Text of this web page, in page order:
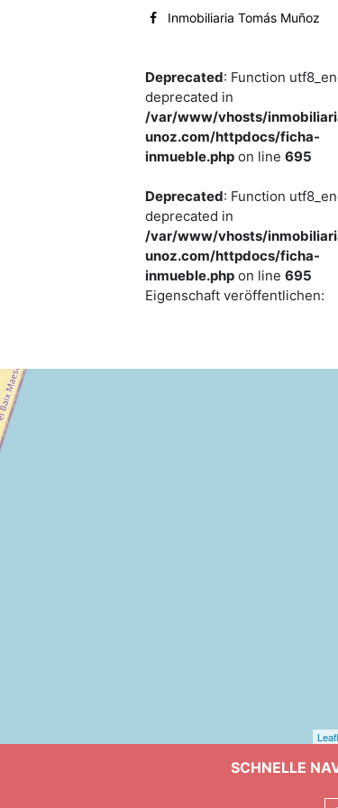
Inmobiliaria Tomás Muñoz
Deprecated: Function
deprecated in
/var/www/vhosts/
unoz.com/httpdocs/ficha-
inmueble.php on line 695
Deprecated: Function
deprecated in
/var/www/vhosts/
unoz.com/httpdocs/ficha-
inmueble.php on line 695
Eigenschaft veröffentlichen:
SCHNELLE